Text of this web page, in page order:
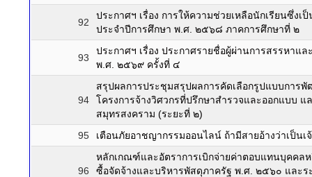
92
ประกาศฯ เรื่อง การให้ความช่วยเหลือนักเรียนซึ่ง
ประจำปีการศึกษา พ.ศ. ๒๕๖๘ ภาคการศึกษาที่ ๒
93
ประกาศฯ เรื่อง ประกาศรายชื่อผู้ผ่านการสรรหาแ
พ.ศ. ๒๕๖๙ ครั้งที่ ๔
94
สรุปผลการประชุมสรุปผลการคัดเลือกรูปแบบการ
โครงการจ้างวิศวกรที่ปรึกษาสำรวจและออกแบบ
สมุทรสงคราม (ระยะที่ ๒)
95
เตือนภัยอาชญากรรมออนไลน์ ถ้ามีสายอ้างว่าเป็น
96
หลักเกณฑ์และอัตราการเบิกจ่ายค่าตอบแทนบุคคล
ซื้อจัดจ้างและบริหารพัสดุภาครัฐ พ.ศ. ๒๕๖๐ และร